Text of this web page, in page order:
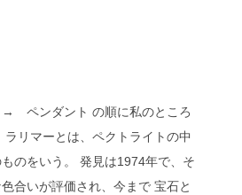
ンダント の順に私のところ
ラリマーとは、ペクトライトの中
のをいう。 発見は1974年で、そ
合いが評価され、今まで 宝石と